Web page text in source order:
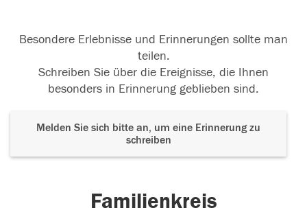
Besondere Erlebnisse und Erinnerungen sollte man
teilen.
Schreiben Sie über die Ereignisse, die Ihnen
besonders in Erinnerung geblieben sind.
Melden Sie sich bitte an, um eine Erinnerung zu
schreiben
Familienkreis